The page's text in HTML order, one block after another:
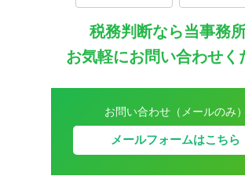
税務判断なら当事務
お気軽にお問い合わせく
お問い合わせ（メールのみ）
メールフォームはこちら